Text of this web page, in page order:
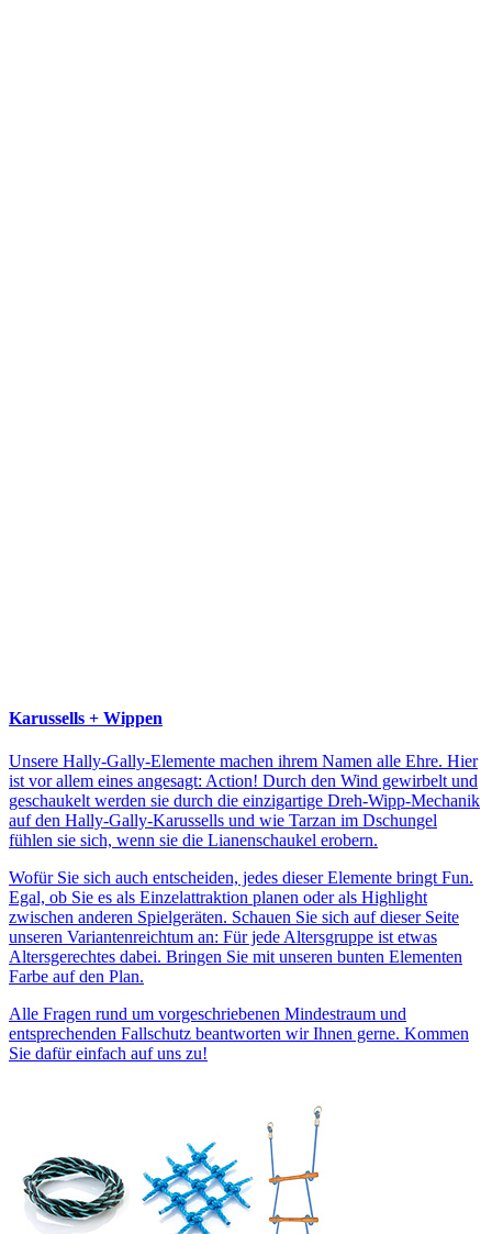
Karussells + Wippen
Unsere Hally-Gally-Elemente machen ihrem Namen alle Ehre. Hier
ist vor allem eines angesagt: Action! Durch den Wind gewirbelt und
geschaukelt werden sie durch die einzigartige Dreh-Wipp-Mechanik
auf den Hally-Gally-Karussells und wie Tarzan im Dschungel
fühlen sie sich, wenn sie die Lianenschaukel erobern.
Wofür Sie sich auch entscheiden, jedes dieser Elemente bringt Fun.
Egal, ob Sie es als Einzelattraktion planen oder als Highlight
zwischen anderen Spielgeräten. Schauen Sie sich auf dieser Seite
unseren Variantenreichtum an: Für jede Altersgruppe ist etwas
Altersgerechtes dabei. Bringen Sie mit unseren bunten Elementen
Farbe auf den Plan.
Alle Fragen rund um vorgeschriebenen Mindestraum und
entsprechenden Fallschutz beantworten wir Ihnen gerne. Kommen
Sie dafür einfach auf uns zu!